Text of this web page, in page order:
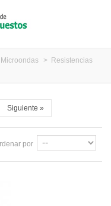
Microondas > Resistencias
Siguiente »
por